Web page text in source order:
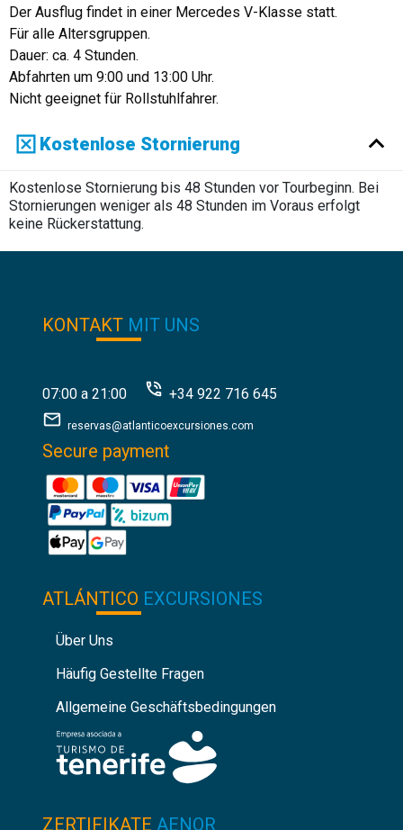
Der Ausflug findet in einer Mercedes V-Klasse statt.
Für alle Altersgruppen.
Dauer: ca. 4 Stunden.
Abfahrten um 9:00 und 13:00 Uhr.
Nicht geeignet für Rollstuhlfahrer.
Kostenlose Stornierung
Kostenlose Stornierung bis 48 Stunden vor Tourbeginn. Bei
Stornierungen weniger als 48 Stunden im Voraus erfolgt
keine Rückerstattung.
KONTAKT MIT UNS
07:00 a 21:00 +34 922 716 645
reservas@atlanticoexcursiones.com
Secure payment
ATLÁNTICO EXCURSIONES
Über Uns
Häufig Gestellte Fragen
Allgemeine Geschäftsbedingungen
ZERTIFIKATE AENOR